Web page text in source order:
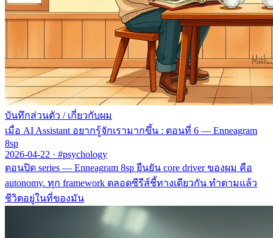
บันทึกส่วนตัว / เกี่ยวกับผม
เมื่อ AI Assistant อยากรู้จักเรามากขึ้น : ตอนที่ 6 — Enneagram
8sp
2026-04-22 · #psychology
ตอนปิด series — Enneagram 8sp ยืนยัน core driver ของผม คือ
autonomy. ทุก framework ตลอดซีรีส์ชี้ทางเดียวกัน ทำตามแล้ว
ชีวิตอยู่ในที่ของมัน